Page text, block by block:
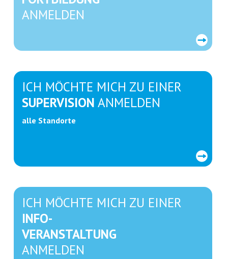
ANMELDEN
ICH MÖCHTE MICH ZU EINER
SUPERVISION ANMELDEN
alle Standorte
ICH MÖCHTE MICH ZU EINER
INFO-
VERANSTALTUNG
ANMELDEN